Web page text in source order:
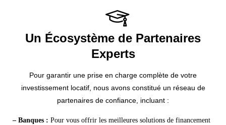
Un Écosystème de Partenaires
Experts
Pour garantir une prise en charge complète de votre
investissement locatif, nous avons constitué un réseau de
partenaires de confiance, incluant :
– Banques : Pour vous offrir les meilleures solutions de financement